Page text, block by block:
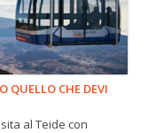
QUELLO CHE DEVI
al Teide con